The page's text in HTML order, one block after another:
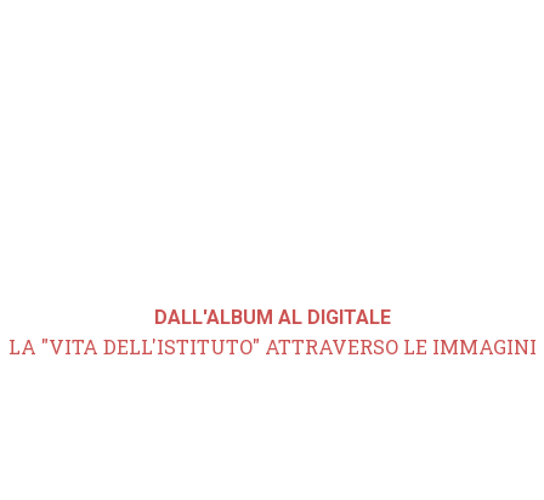
DALL'ALBUM AL DIGITALE
LA "VITA DELL'ISTITUTO" ATTRAVERSO LE IMMAGINI